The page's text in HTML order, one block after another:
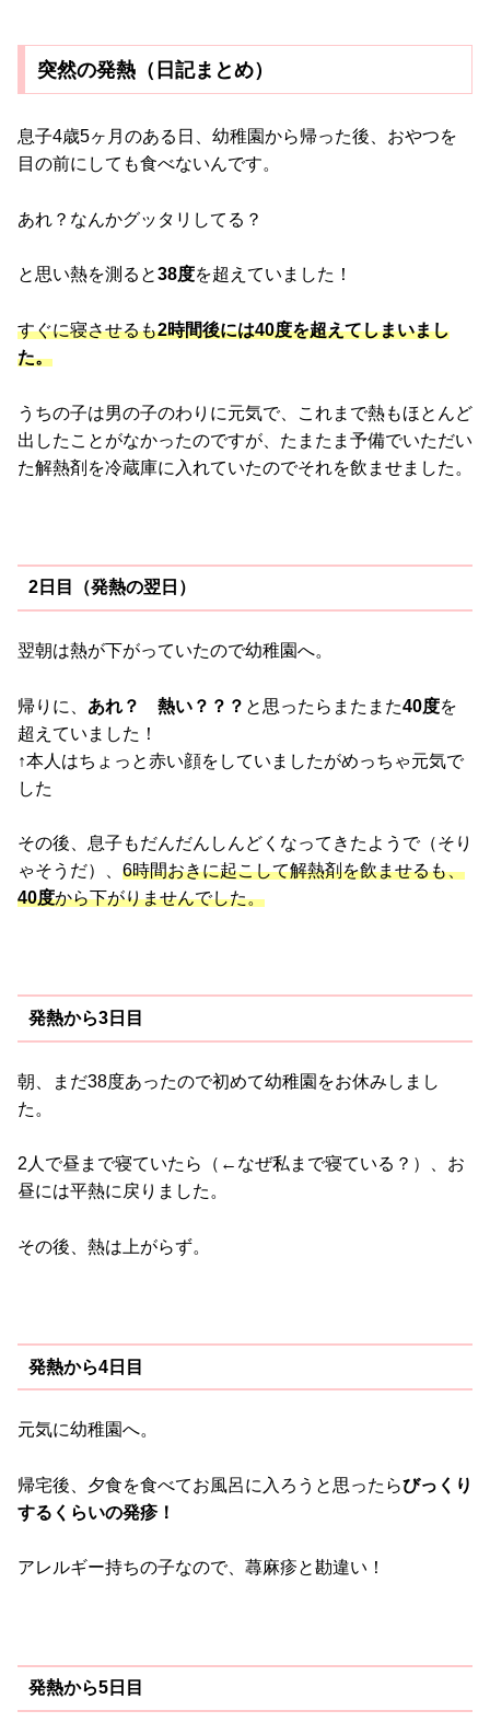
突然の発熱（日記まとめ）
息子4歳5ヶ月のある日、幼稚園から帰った後、おやつを
目の前にしても食べないんです。
あれ？なんかグッタリしてる？
と思い熱を測ると38度を超えていました！
すぐに寝させるも2時間後には40度を超えてしまいまし
た。
うちの子は男の子のわりに元気で、これまで熱もほとんど
出したことがなかったのですが、たまたま予備でいただい
た解熱剤を冷蔵庫に入れていたのでそれを飲ませました。
2日目（発熱の翌日）
翌朝は熱が下がっていたので幼稚園へ。
帰りに、 あれ？ 熱い？？？ と思ったらまたまた40度を
超えていました！
↑本人はちょっと赤い顔をしていましたがめっちゃ元気で
した
その後、息子もだんだんしんどくなってきたようで（そり
ゃそうだ）、 6時間おきに起こして解熱剤を飲ませるも、
40度から下がりませんでした。
発熱から3日目
朝、まだ38度あったので初めて幼稚園をお休みしまし
た。
2人で昼まで寝ていたら（←なぜ私まで寝ている？）、お
昼には平熱に戻りました。
その後、熱は上がらず。
発熱から4日目
元気に幼稚園へ。
帰宅後、夕食を食べてお風呂に入ろうと思ったらびっくり
するくらいの発疹！
アレルギー持ちの子なので、蕁麻疹と勘違い！
発熱から5日目